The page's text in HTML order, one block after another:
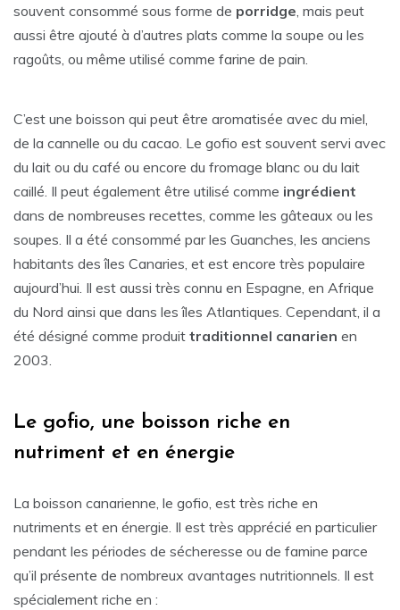
souvent consommé sous forme de porridge, mais peut
aussi être ajouté à d’autres plats comme la soupe ou les
ragoûts, ou même utilisé comme farine de pain.
C’est une boisson qui peut être aromatisée avec du miel,
de la cannelle ou du cacao. Le gofio est souvent servi avec
du lait ou du café ou encore du fromage blanc ou du lait
caillé. Il peut également être utilisé comme ingrédient
dans de nombreuses recettes, comme les gâteaux ou les
soupes. Il a été consommé par les Guanches, les anciens
habitants des îles Canaries, et est encore très populaire
aujourd’hui. Il est aussi très connu en Espagne, en Afrique
du Nord ainsi que dans les îles Atlantiques. Cependant, il a
été désigné comme produit traditionnel canarien en
2003.
Le gofio, une boisson riche en
nutriment et en énergie
La boisson canarienne, le gofio, est très riche en
nutriments et en énergie. Il est très apprécié en particulier
pendant les périodes de sécheresse ou de famine parce
qu’il présente de nombreux avantages nutritionnels. Il est
spécialement riche en :